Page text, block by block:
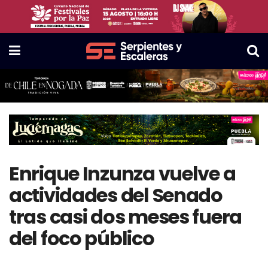
Enrique Inzunza vuelve a
actividades del Senado
tras casi dos meses fuera
del foco público